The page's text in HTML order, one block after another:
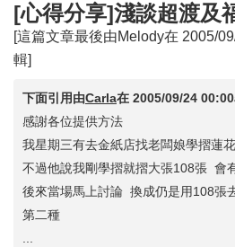
[心得分享]淺談超渡及
[這篇文章最後由Melody在 2005/
輯]
下面引用由Carla在 2005/09/24
感謝各位提供方法
我星期三有去金紙店找老闆娘學摺蓮花
不過他說我剛學摺就摺大張108張 會
後來當場馬上討論 換成仍是用108張
第二種